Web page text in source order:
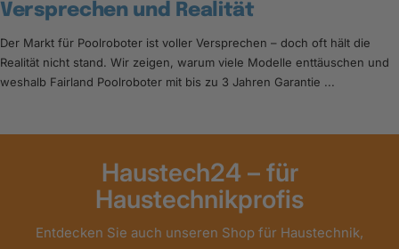
Versprechen und Realität
Der Markt für Poolroboter ist voller Versprechen – doch oft hält die
Realität nicht stand. Wir zeigen, warum viele Modelle enttäuschen und
weshalb Fairland Poolroboter mit bis zu 3 Jahren Garantie ...
Haustech24 – für
Haustechnikprofis
Entdecken Sie auch unseren Shop für Haustechnik,